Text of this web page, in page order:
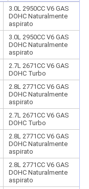
3.0L 2950CC V6 GAS
DOHC Naturalmente
aspirato
3.0L 2950CC V6 GAS
DOHC Naturalmente
aspirato
2.7L 2671CC V6 GAS
DOHC Turbo
2.8L 2771CC V6 GAS
DOHC Naturalmente
aspirato
2.7L 2671CC V6 GAS
DOHC Turbo
2.8L 2771CC V6 GAS
DOHC Naturalmente
aspirato
2.8L 2771CC V6 GAS
DOHC Naturalmente
aspirato